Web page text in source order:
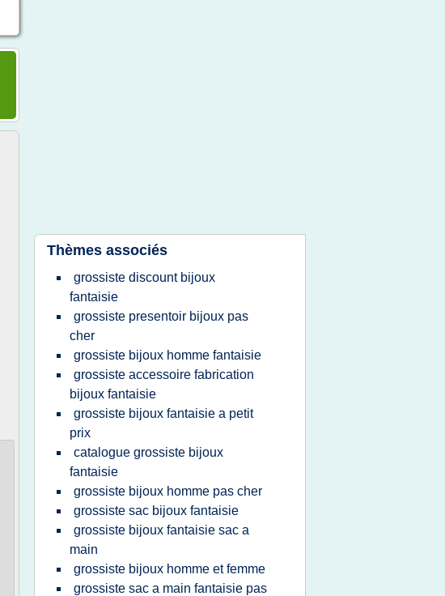
Thèmes associés
grossiste discount bijoux
fantaisie
grossiste presentoir bijoux pas
cher
grossiste bijoux homme fantaisie
grossiste accessoire fabrication
bijoux fantaisie
grossiste bijoux fantaisie a petit
prix
catalogue grossiste bijoux
fantaisie
grossiste bijoux homme pas cher
grossiste sac bijoux fantaisie
grossiste bijoux fantaisie sac a
main
grossiste bijoux homme et femme
grossiste sac a main fantaisie pas